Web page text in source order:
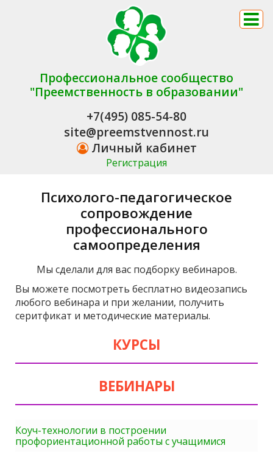
Профессиональное сообщество
"Преемственность в образовании"
+7(495) 085-54-80
site@preemstvennost.ru
Личный кабинет
Регистрация
Психолого-педагогическое
сопровождение
профессионального
самоопределения
Мы сделали для вас подборку вебинаров.
Вы можете посмотреть бесплатно видеозапись
любого вебинара и при желании, получить
серитфикат и методические материалы.
КУРСЫ
ВЕБИНАРЫ
Коуч-технологии в построении
профориентационной работы с учащимися